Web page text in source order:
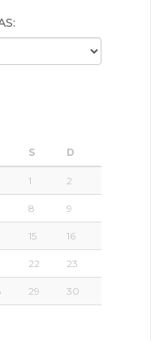
S D
1 2
8 9
15 16
22 23
29 30